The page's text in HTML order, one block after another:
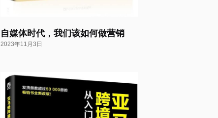
自媒体时代，我们该如何做营销
2023年11月3日